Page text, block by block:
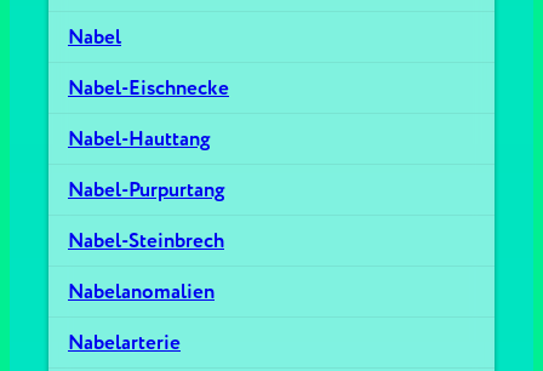
Nabel
Nabel-Eischnecke
Nabel-Hauttang
Nabel-Purpurtang
Nabel-Steinbrech
Nabelanomalien
Nabelarterie